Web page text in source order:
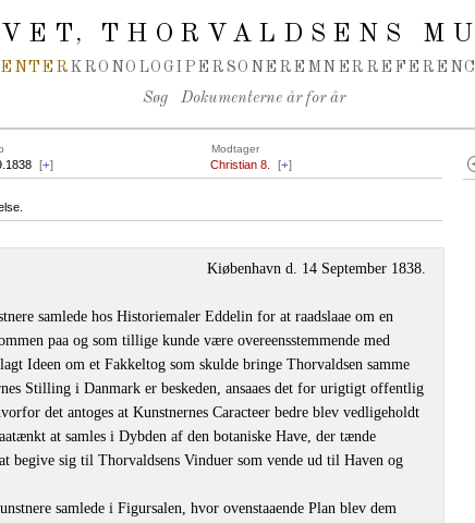
, THORVALDSENS
KRONOLOGI PERSONER EMNER
Søg Dokumenterne år for år
Modtager
[+] Christian 8. [+]
Kiøbenhavn d. 14 September 1838.
samlede hos Historiemaler Eddelin for at raadslaae om en
paa og som tillige kunde være overeensstemmende med
Ideen om et Fakkeltog som skulde bringe Thorvaldsen samme
Stilling i Danmark er beskeden, ansaaes det for urigtigt offentlig
det antoges at Kunstnernes Caracteer bedre blev vedligeholdt
at samles i Dybden af den botaniske Have, der tænde
begive sig til Thorvaldsens Vinduer som vende ud til Haven og
samlede i Figursalen, hvor ovenstaaende Plan blev dem